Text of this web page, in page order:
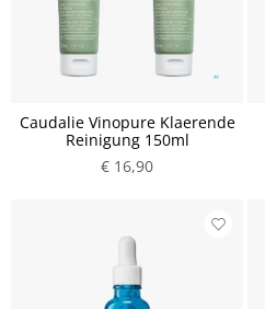
Caudalie Vinopure Klaerende
Reinigung 150ml
€ 16,90